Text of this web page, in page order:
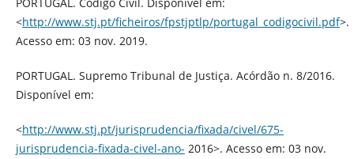
PORTUGAL. Código Civil. Disponível em:
<http://www.stj.pt/ficheiros/fpstjptlp/portugal_codigocivil.pdf>.
Acesso em: 03 nov. 2019.
PORTUGAL. Supremo Tribunal de Justiça. Acórdão n. 8/2016.
Disponível em:
<http://www.stj.pt/jurisprudencia/fixada/civel/675-
jurisprudencia-fixada-civel-ano- 2016>. Acesso em: 03 nov.